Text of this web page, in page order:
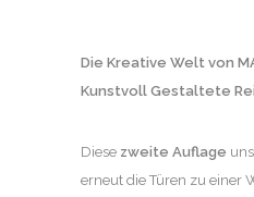
Die Kreative Welt von
Kunstvoll Gestaltete
Diese zweite Auflage
erneut die Türen zu einer